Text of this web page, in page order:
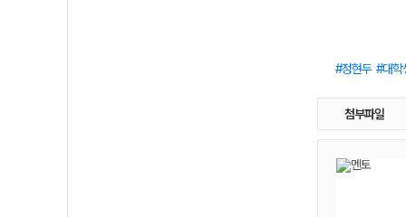
정현두 대학
첨부파일